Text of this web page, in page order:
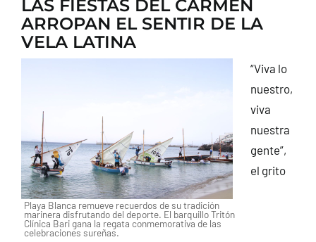
LAS FIESTAS DEL CARMEN
ARROPAN EL SENTIR DE LA
VELA LATINA
Playa Blanca remueve recuerdos de su tradición
marinera disfrutando del deporte. El barquillo Tritón
Clínica Bari gana la regata conmemorativa de las
celebraciones sureñas.
“Viva lo
nuestro,
viva
nuestra
gente”,
el grito